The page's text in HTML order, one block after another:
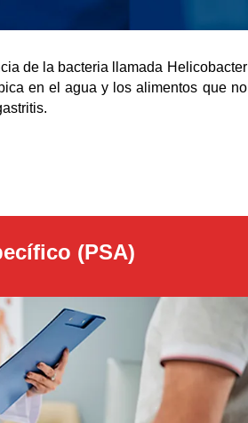
de la bacteria llamada Helicobacter
en el agua y los alimentos que no
(PSA)